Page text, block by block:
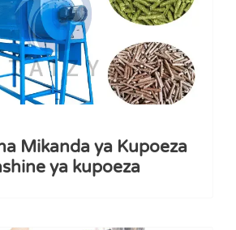
Mikanda ya Kupoeza
ya kupoeza